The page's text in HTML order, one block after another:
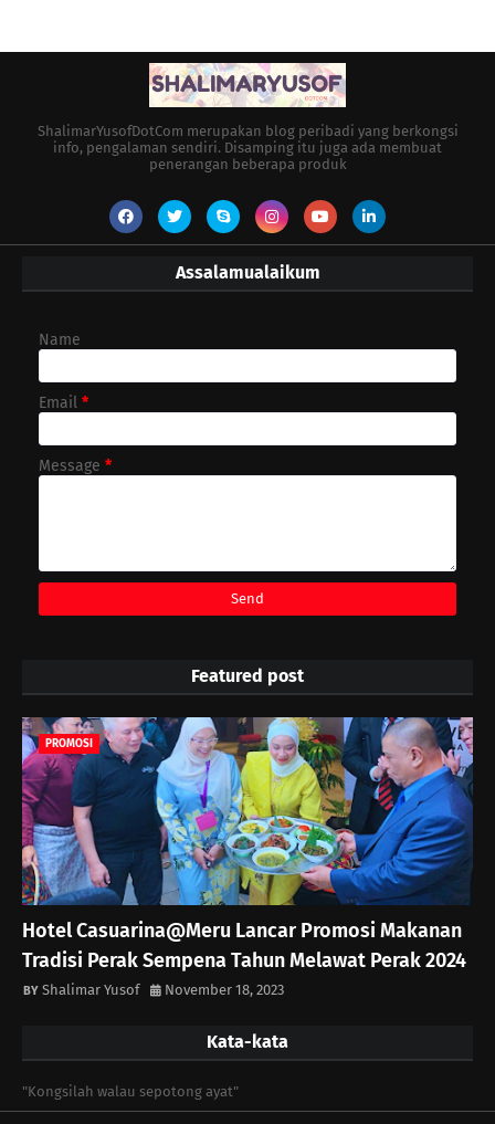
ShalimarYusofDotCom merupakan blog peribadi yang berkongsi
info, pengalaman sendiri. Disamping itu juga ada membuat
penerangan beberapa produk
Assalamualaikum
Name
Email *
Message *
Featured post
PROMOSI
Hotel Casuarina@Meru Lancar Promosi Makanan
Tradisi Perak Sempena Tahun Melawat Perak 2024
Shalimar Yusof November 18, 2023
Kata-kata
"Kongsilah walau sepotong ayat"